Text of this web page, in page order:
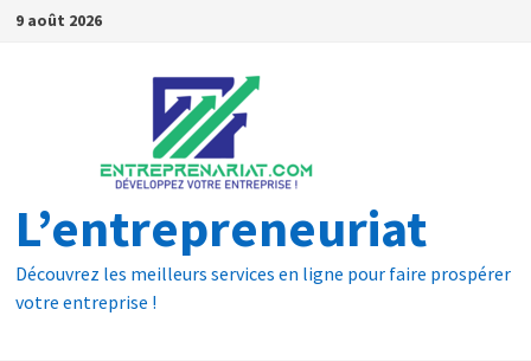
9 août 2026
L’entrepreneuriat
Découvrez les meilleurs services en ligne pour faire prospérer
votre entreprise !